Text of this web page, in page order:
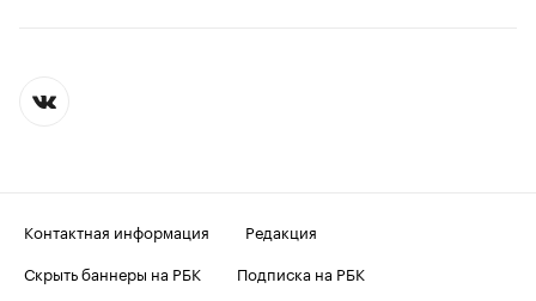
Контактная информация
Редакция
Скрыть баннеры на РБК
Подписка на РБК